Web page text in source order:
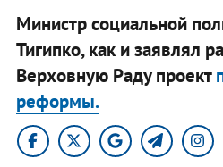
Министр социальной
Тигипко, как и заявлял
Верховную Раду проект
реформы.